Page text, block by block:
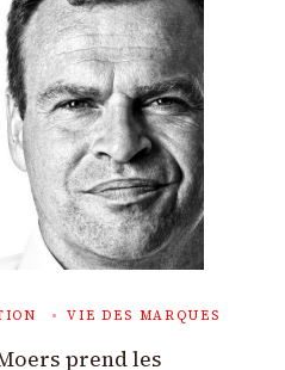
VIE DES MARQUES
prend les